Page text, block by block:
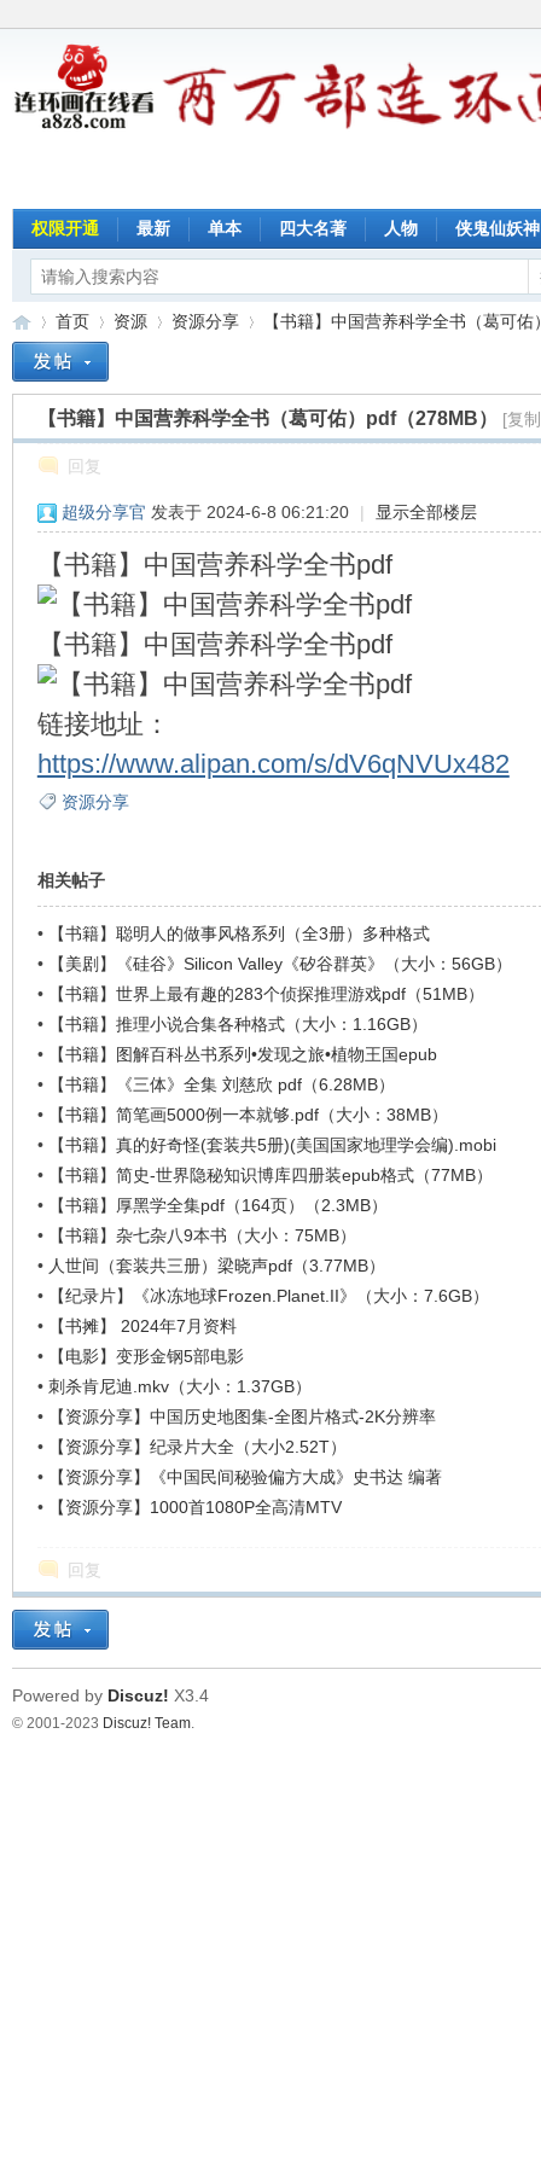
权限开通 最新 单本 四大名著 人物 侠鬼仙妖神
首页
›
资源
›
资源分享
›
【书籍】中国营养科学全书（葛可
【书籍】中国营养科学全书（葛可佑）pdf（278MB） [复
回复
超级分享官 发表于 2024-6-8 06:21:20 | 显示全部楼层
【书籍】中国营养科学全书pdf
【书籍】中国营养科学全书pdf
链接地址：
https://www.alipan.com/s/dV6qNVUx482
资源分享
相关帖子
•
【书籍】聪明人的做事风格系列（全3册）多种格式
•
【美剧】《硅谷》Silicon Valley《矽谷群英》（大小：56GB）
•
【书籍】世界上最有趣的283个侦探推理游戏pdf（51MB）
•
【书籍】推理小说合集各种格式（大小：1.16GB）
•
【书籍】图解百科丛书系列•发现之旅•植物王国epub
•
【书籍】《三体》全集 刘慈欣 pdf（6.28MB）
•
【书籍】简笔画5000例一本就够.pdf（大小：38MB）
•
【书籍】真的好奇怪(套装共5册)(美国国家地理学会编).mobi
•
【书籍】简史-世界隐秘知识博库四册装epub格式（77MB）
•
【书籍】厚黑学全集pdf（164页）（2.3MB）
•
【书籍】杂七杂八9本书（大小：75MB）
• 人世间（套装共三册）梁晓声pdf（3.77MB）
•
【纪录片】《冰冻地球Frozen.Planet.II》（大小：7.6GB）
•
【书摊】 2024年7月资料
•
【电影】变形金钢5部电影
• 刺杀肯尼迪.mkv（大小：1.37GB）
•
【资源分享】中国历史地图集-全图片格式-2K分辨率
•
【资源分享】纪录片大全（大小2.52T）
•
【资源分享】《中国民间秘验偏方大成》史书达 编著
•
【资源分享】1000首1080P全高清MTV
回复
Powered by Discuz! X3.4
© 2001-2023 Discuz! Team.